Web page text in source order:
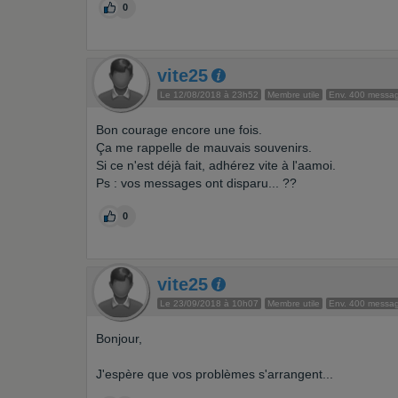
0
vite25
Le 12/08/2018 à 23h52 Membre utile Env. 400
Bon courage encore une fois.
Ça me rappelle de mauvais souvenirs.
Si ce n'est déjà fait, adhérez vite à l'aamoi.
Ps : vos messages ont disparu... ??
0
vite25
Le 23/09/2018 à 10h07 Membre utile Env. 400
Bonjour,
J'espère que vos problèmes s'arrangent...